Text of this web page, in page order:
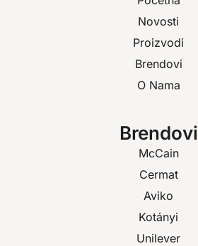
Novosti
Proizvodi
Brendovi
O Nama
Brendovi
McCain
Cermat
Aviko
Kotányi
Unilever